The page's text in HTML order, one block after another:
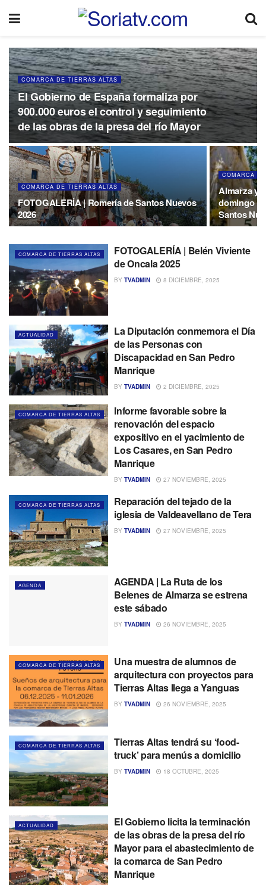
COMARCA DE TIERRAS ALTAS
El Gobierno de España formaliza por
900.000 euros el control y seguimiento
de las obras de la presa del río Mayor
COMARCA DE TIERRAS ALTAS
FOTOGALERÍA | Romería de Santos Nuevos
2026
COMARCA
Almarza y
domingo la
Santos
COMARCA DE TIERRAS ALTAS
FOTOGALERÍA | Belén Viviente
de Oncala 2025
BY TVADMIN 8 DICIEMBRE, 2025
ACTUALIDAD
La Diputación conmemora el Día
de las Personas con
Discapacidad en San Pedro
Manrique
BY TVADMIN 2 DICIEMBRE, 2025
COMARCA DE TIERRAS ALTAS
Informe favorable sobre la
renovación del espacio
expositivo en el yacimiento de
Los Casares, en San Pedro
Manrique
BY TVADMIN 27 NOVIEMBRE, 2025
COMARCA DE TIERRAS ALTAS
Reparación del tejado de la
iglesia de Valdeavellano de Tera
BY TVADMIN 27 NOVIEMBRE, 2025
AGENDA
AGENDA | La Ruta de los
Belenes de Almarza se estrena
este sábado
BY TVADMIN 26 NOVIEMBRE, 2025
COMARCA DE TIERRAS ALTAS
Una muestra de alumnos de
arquitectura con proyectos para
Tierras Altas llega a Yanguas
BY TVADMIN 26 NOVIEMBRE, 2025
COMARCA DE TIERRAS ALTAS
Tierras Altas tendrá su ‘food-
truck’ para menús a domicilio
BY TVADMIN 18 OCTUBRE, 2025
ACTUALIDAD
El Gobierno licita la terminación
de las obras de la presa del río
Mayor para el abastecimiento de
la comarca de San Pedro
Manrique